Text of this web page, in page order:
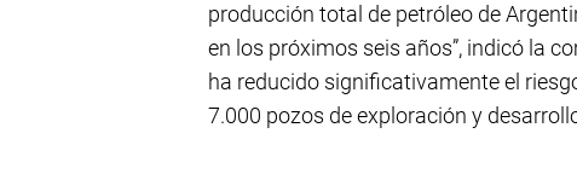
producción total de petróleo de
en los próximos seis años”, indicó la
ha reducido significativamente el
7.000 pozos de exploración y